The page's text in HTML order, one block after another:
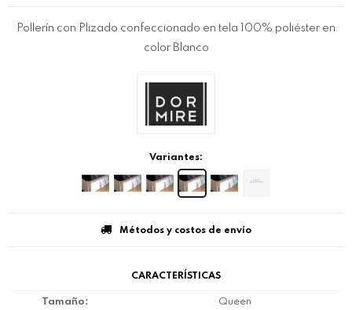
Pollerín con Plizado confeccionado en tela 100% poliéster en
color Blanco
Variantes:
Métodos y costos de envío
CARACTERÍSTICAS
Tamaño Queen